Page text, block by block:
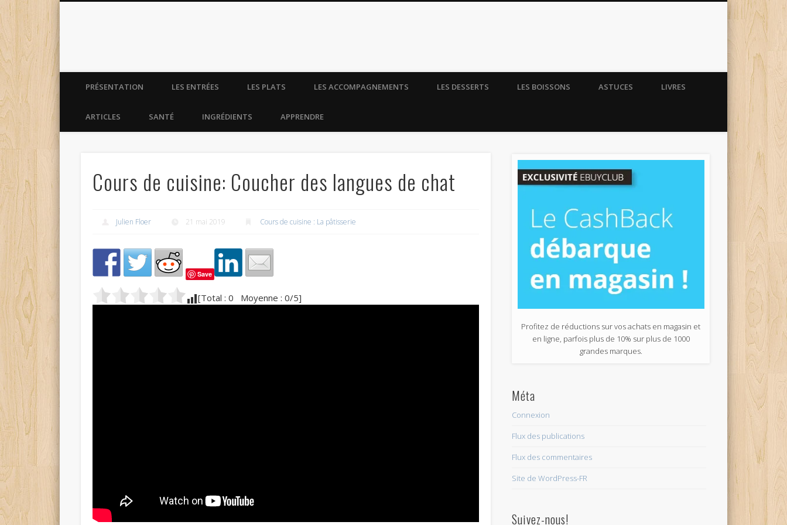
PRÉSENTATION LES ENTRÉES LES PLATS LES ACCOMPAGNEMENTS LES DESSERTS LES BOISSONS ASTUCES LIVRES
ARTICLES SANTÉ INGRÉDIENTS APPRENDRE
Cours de cuisine: Coucher des langues de chat
Julien Floer 21 mai 2019 Cours de cuisine : La pâtisserie
Save
[Total :0 Moyenne :0/5]
Profitez de réductions sur vos achats en magasin et
en ligne, parfois plus de 10% sur plus de 1000
grandes marques.
Méta
Connexion
Flux des publications
Flux des commentaires
Site de WordPress-FR
Suivez-nous!